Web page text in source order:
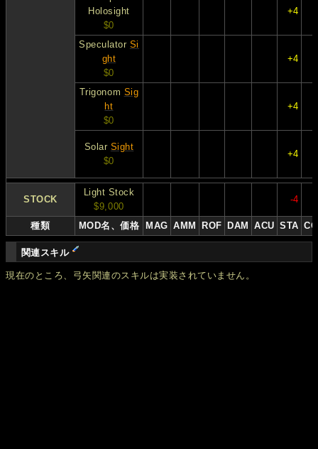
種類 MOD名、価格 MAG AMM ROF DAM ACU STA
Holosight
$0
+4
Speculator Si
ght
$0
+4
Trigonom Sig
ht
$0
+4
Solar Sight
$0
+4
STOCK
Light Stock
$9,000
-4
関連スキル
現在のところ、弓矢関連のスキルは実装されていません。